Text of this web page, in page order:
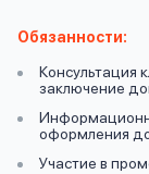
Обязанности:
Консультация
заключение
оформления
Участие в
Задать
Ок
Ок
политикой
даю
согласие
на
обработку
личных